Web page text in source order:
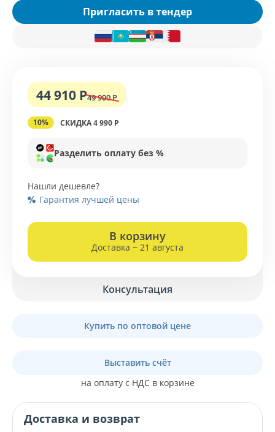
Пригласить в тендер
44 910 Р49 900 Р
10% СКИДКА 4 990 Р
Разделить оплату без %
Нашли дешевле?
Гарантия лучшей цены
В корзину
Доставка ~ 21 августа
Консультация
Купить по оптовой цене
Выставить счёт
на оплату с НДС в корзине
Доставка и возврат